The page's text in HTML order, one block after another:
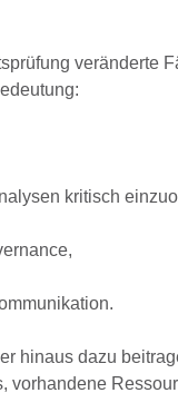
veränderte
kritisch
hinaus dazu
vorhandene